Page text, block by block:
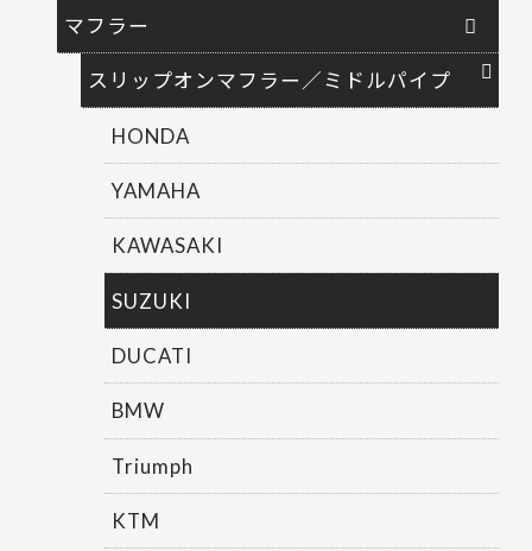
マフラー
スリップオンマフラー／ミドルパイプ
HONDA
YAMAHA
KAWASAKI
SUZUKI
DUCATI
BMW
Triumph
KTM